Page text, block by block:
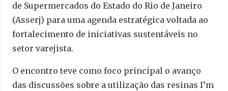
de Supermercados do Estado do Rio de Janeiro
(Asserj) para uma agenda estratégica voltada ao
fortalecimento de iniciativas sustentáveis no
setor varejista.
O encontro teve como foco principal o avanço
das discussões sobre a utilização das resinas I’m